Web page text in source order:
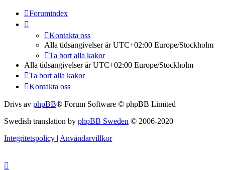
Forumindex
Kontakta oss
Alla tidsangivelser är UTC+02:00 Europe/Stockholm
Ta bort alla kakor
Alla tidsangivelser är UTC+02:00 Europe/Stockholm
Ta bort alla kakor
Kontakta oss
Drivs av phpBB® Forum Software © phpBB Limited
Swedish translation by phpBB Sweden © 2006-2020
Integritetspolicy | Användarvillkor